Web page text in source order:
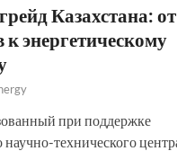
Казахстана: от
к энергетическому
при поддержке
технического